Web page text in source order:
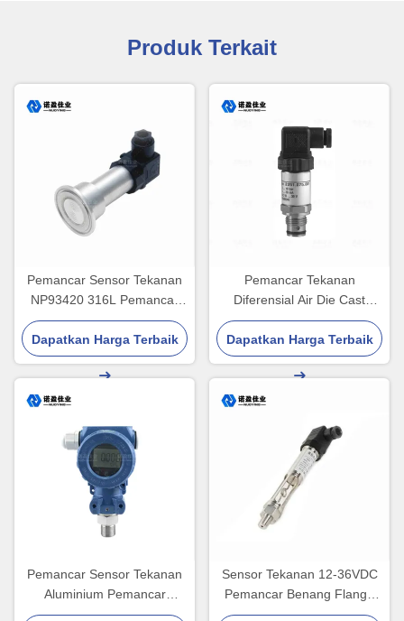
Produk Terkait
Pemancar Sensor Tekanan
NP93420 316L Pemancar
Tekanan Gas Cair IP65
Dapatkan Harga Terbaik
Pemancar Tekanan
Diferensial Air Die Cast
24VDC Sensitivitas Tinggi
Dapatkan Harga Terbaik
Pemancar Sensor Tekanan
Aluminium Pemancar
Tekanan Cair 60MPa
Sensor Tekanan 12-36VDC
Pemancar Benang Flange
Sensor Tekanan Suhu Tinggi